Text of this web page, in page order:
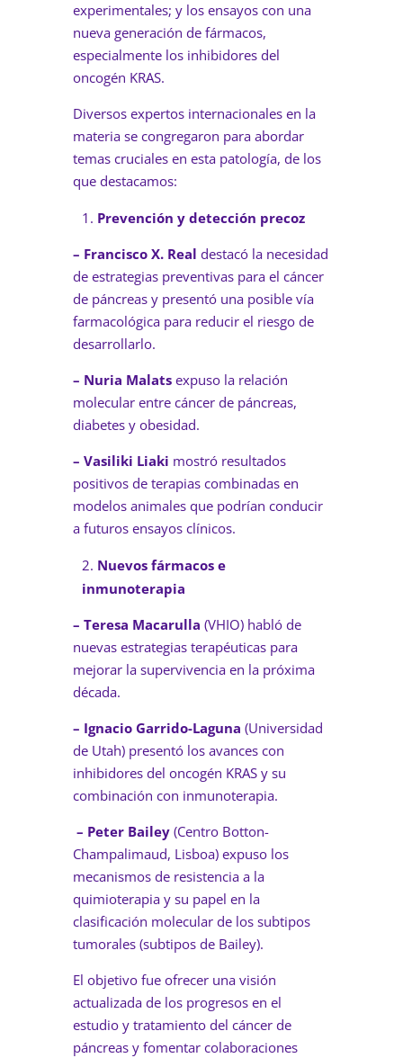
experimentales; y los ensayos con una
nueva generación de fármacos,
especialmente los inhibidores del
oncogén KRAS.
Diversos expertos internacionales en la
materia se congregaron para abordar
temas cruciales en esta patología, de los
que destacamos:
Prevención y detección precoz
– Francisco X. Real destacó la necesidad
de estrategias preventivas para el cáncer
de páncreas y presentó una posible vía
farmacológica para reducir el riesgo de
desarrollarlo.
– Nuria Malatsexpuso la relación
molecular entre cáncer de páncreas,
diabetes y obesidad.
– Vasiliki Liaki mostró resultados
positivos de terapias combinadas en
modelos animales que podrían conducir
a futuros ensayos clínicos.
Nuevos fármacos e
inmunoterapia
– Teresa Macarulla (VHIO) habló de
nuevas estrategias terapéuticas para
mejorar la supervivencia en la próxima
década.
– Ignacio Garrido-Laguna (Universidad
de Utah) presentó los avances con
inhibidores del oncogén KRAS y su
combinación con inmunoterapia.
– Peter Bailey(Centro Botton-
Champalimaud, Lisboa) expuso los
mecanismos de resistencia a la
quimioterapia y su papel en la
clasificación molecular de los subtipos
tumorales (subtipos de Bailey).
El objetivo fue ofrecer una visión
actualizada de los progresos en el
estudio y tratamiento del cáncer de
páncreas y fomentar colaboraciones